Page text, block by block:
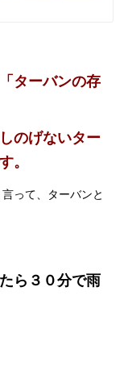
「ターバンの存
のげないター
。
って、ターバンと
ら３０分で雨